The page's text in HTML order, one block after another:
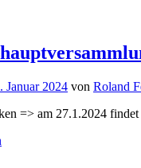
Januar 2024 von Roland
=> am 27.1.2024